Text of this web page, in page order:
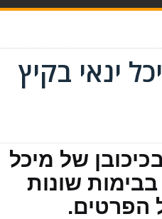
ינאי בקיץ
של מיכל
יעלה בקיץ 2017 הקרוב בבימות שונות
הפרטים.